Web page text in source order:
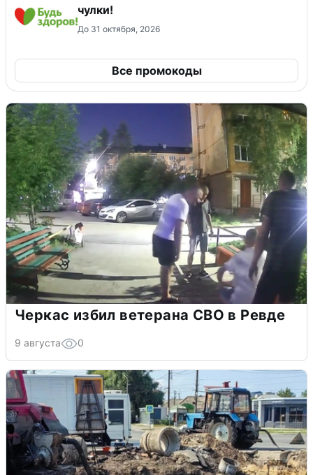
чулки!
До 31 октября, 2026
Все промокоды
Черкас избил ветерана СВО в Ревде
9 августа 0